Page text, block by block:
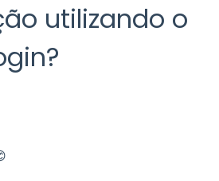
utilizando o